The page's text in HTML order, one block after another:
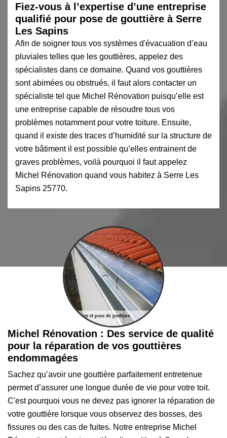
Fiez-vous à l’expertise d’une entreprise
qualifié pour pose de gouttière à Serre
Les Sapins
Afin de soigner tous vos systèmes d'évacuation d’eau
pluviales telles que les gouttières, appelez des
spécialistes dans ce domaine. Quand vos gouttières
sont abimées ou obstrués, il faut alors contacter un
spécialiste tel que Michel Rénovation puisqu’elle est
une entreprise capable de résoudre tous vos
problèmes notamment pour votre toiture. Ensuite,
quand il existe des traces d’humidité sur la structure de
votre bâtiment il est possible qu’elles entrainent de
graves problèmes, voilà pourquoi il faut appelez
Michel Rénovation quand vous habitez à Serre Les
Sapins 25770.
Michel Rénovation : Des service de qualité
pour la réparation de vos gouttières
endommagées
Sachez qu’avoir une gouttière parfaitement entretenue
permet d’assurer une longue durée de vie pour votre toit.
C'est pourquoi vous ne devez pas ignorer la réparation de
votre gouttière lorsque vous observez des bosses, des
fissures ou des cas de fuites. Notre entreprise Michel